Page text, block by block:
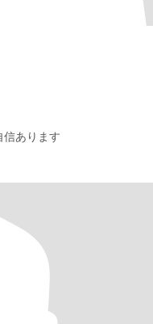
信あります